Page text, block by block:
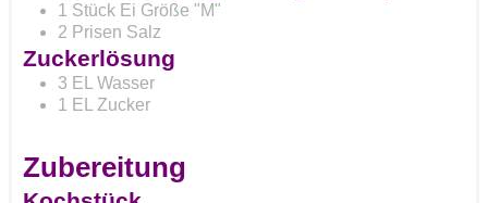
1 Stück Ei Größe "M"
2 Prisen Salz
Zuckerlösung
3 EL
Wasser
1
EL Zucker
Zubereitung